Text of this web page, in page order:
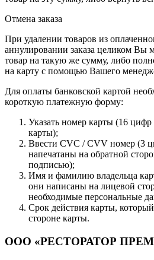
Отмена заказа
При удалении товаров из
аннулировании заказа целиком Вы
товар на такую же сумму, либо
на карту с помощью Вашего
Для оплаты банковской картой
короткую платежную форму:
Указать номер карты (16
карты);
Ввести CVC / CVV номер (3
напечатаны на обратной
подписью);
Имя и фамилию владельца
они написаны на лицевой
необходимые персональные
Срок действия карты,
стороне карты.
ООО «РЕСТОРАТОР